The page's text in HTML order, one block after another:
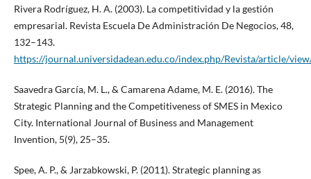
Rivera Rodríguez, H. A. (2003). La competitividad y la gestión
empresarial. Revista Escuela De Administración De Negocios, 48,
132–143.
https://journal.universidadean.edu.co/index.php/Revista/article/
Saavedra García, M. L., & Camarena Adame, M. E. (2016). The
Strategic Planning and the Competitiveness of SMES in Mexico
City. International Journal of Business and Management
Invention, 5(9), 25–35.
Spee, A. P., & Jarzabkowski, P. (2011). Strategic planning as